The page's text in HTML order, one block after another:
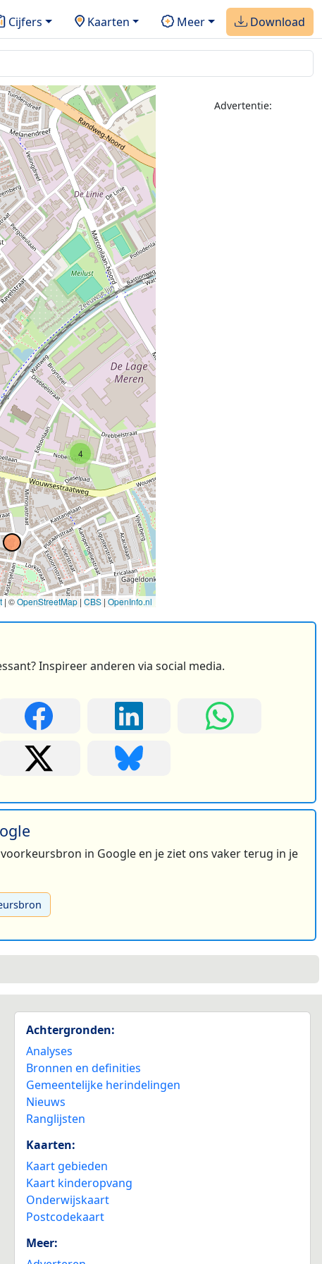
Cijfers Kaarten Meer Download
2
4
| ©OpenStreetMap | CBS | OpenInfo.nl
Advertentie:
Inspireer anderen via social media.
in Google en je ziet ons vaker terug in je
Achtergronden:
Analyses
Bronnen en definities
Gemeentelijke herindelingen
Nieuws
Ranglijsten
Kaarten:
Kaart gebieden
Kaart kinderopvang
Onderwijskaart
Postcodekaart
Meer: